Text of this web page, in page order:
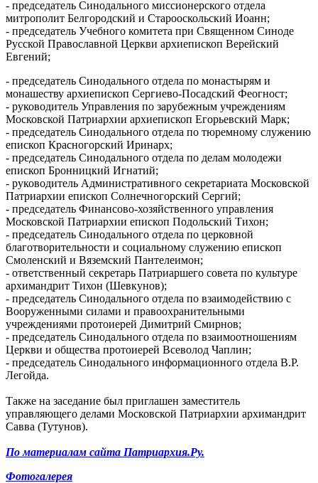
- председатель Синодального миссионерского отдела
митрополит Белгородский и Старооскольский Иоанн;
- председатель Учебного комитета при Священном Синоде
Русской Православной Церкви архиепископ Верейский
Евгений;
- председатель Синодального отдела по монастырям и
монашеству архиепископ Сергиево-Посадский Феогност;
- руководитель Управления по зарубежным учреждениям
Московской Патриархии архиепископ Егорьевский Марк;
- председатель Синодального отдела по тюремному служению
епископ Красногорский Иринарх;
- председатель Синодального отдела по делам молодежи
епископ Бронницкий Игнатий;
- руководитель Административного секретариата Московской
Патриархии епископ Солнечногорский Сергий;
- председатель Финансово-хозяйственного управления
Московской Патриархии епископ Подольский Тихон;
- председатель Синодального отдела по церковной
благотворительности и социальному служению епископ
Смоленский и Вяземский Пантелеимон;
- ответственный секретарь Патриаршего совета по культуре
архимандрит Тихон (Шевкунов);
- председатель Синодального отдела по взаимодействию с
Вооруженными силами и правоохранительными
учреждениями протоиерей Димитрий Смирнов;
- председатель Синодального отдела по взаимоотношениям
Церкви и общества протоиерей Всеволод Чаплин;
- председатель Синодального информационного отдела В.Р.
Легойда.
Также на заседание был приглашен заместитель
управляющего делами Московской Патриархии архимандрит
Савва (Тутунов).
По материалам сайта Патриархия.Ру.
Фотогалерея